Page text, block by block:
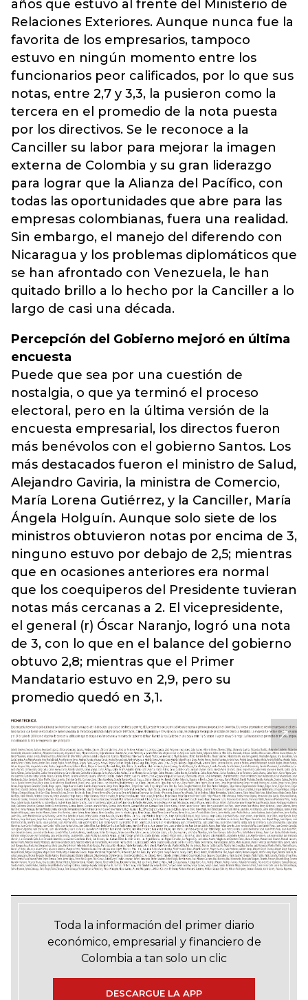
años que estuvo al frente del Ministerio de
Relaciones Exteriores. Aunque nunca fue la
favorita de los empresarios, tampoco
estuvo en ningún momento entre los
funcionarios peor calificados, por lo que sus
notas, entre 2,7 y 3,3, la pusieron como la
tercera en el promedio de la nota puesta
por los directivos. Se le reconoce a la
Canciller su labor para mejorar la imagen
externa de Colombia y su gran liderazgo
para lograr que la Alianza del Pacífico, con
todas las oportunidades que abre para las
empresas colombianas, fuera una realidad.
Sin embargo, el manejo del diferendo con
Nicaragua y los problemas diplomáticos que
se han afrontado con Venezuela, le han
quitado brillo a lo hecho por la Canciller a lo
largo de casi una década.
Percepción del Gobierno mejoró en última
encuesta
Puede que sea por una cuestión de
nostalgia, o que ya terminó el proceso
electoral, pero en la última versión de la
encuesta empresarial, los directos fueron
más benévolos con el gobierno Santos. Los
más destacados fueron el ministro de Salud,
Alejandro Gaviria, la ministra de Comercio,
María Lorena Gutiérrez, y la Canciller, María
Ángela Holguín. Aunque solo siete de los
ministros obtuvieron notas por encima de 3,
ninguno estuvo por debajo de 2,5; mientras
que en ocasiones anteriores era normal
que los coequiperos del Presidente tuvieran
notas más cercanas a 2. El vicepresidente,
el general (r) Óscar Naranjo, logró una nota
de 3, con lo que en el balance del gobierno
obtuvo 2,8; mientras que el Primer
Mandatario estuvo en 2,9, pero su
promedio quedó en 3,1.
Toda la información del primer diario
económico, empresarial y financiero de
Colombia a tan solo un clic
DESCARGUE LA APP